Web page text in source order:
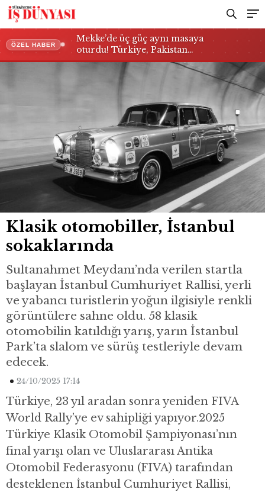
ÖZEL HABER
Mekke’de üç güç aynı masaya
oturdu! Türkiye, Pakistan…
Klasik otomobiller, İstanbul
sokaklarında
Sultanahmet Meydanı’nda verilen startla
başlayan İstanbul Cumhuriyet Rallisi, yerli
ve yabancı turistlerin yoğun ilgisiyle renkli
görüntülere sahne oldu. 58 klasik
otomobilin katıldığı yarış, yarın İstanbul
Park’ta slalom ve sürüş testleriyle devam
edecek.
24/10/2025 17:14
Türkiye, 23 yıl aradan sonra yeniden FIVA
World Rally’ye ev sahipliği yapıyor.2025
Türkiye Klasik Otomobil Şampiyonası’nın
final yarışı olan ve Uluslararası Antika
Otomobil Federasyonu (FIVA) tarafından
desteklenen İstanbul Cumhuriyet Rallisi,